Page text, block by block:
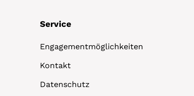
Service
Engagementmöglichkeiten
Kontakt
Datenschutz